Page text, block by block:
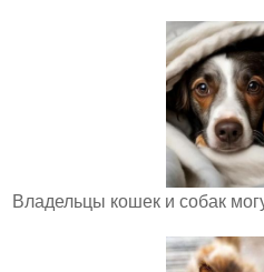
Владельцы кошек и собак